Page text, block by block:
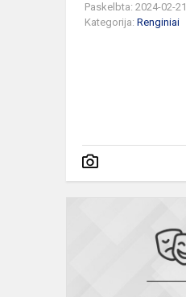
Paskelbta: 2024-02-21
Kategorija: Renginiai